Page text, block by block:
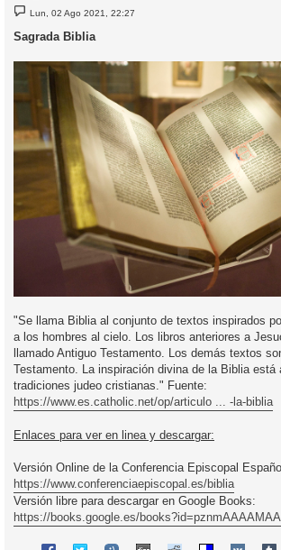
M
e
s
j
Lun, 02 Ago 2021, 22:27
Sagrada Biblia
"Se llama Biblia al conjunto de textos inspirados
a los hombres al cielo. Los libros anteriores a
llamado Antiguo Testamento. Los demás textos
Testamento. La inspiración divina de la Biblia está
tradiciones judeo cristianas." Fuente:
https://www.es.catholic.net/op/articulo ... -la-biblia
Enlaces para ver en linea y descargar:
Versión Online de la Conferencia Episcopal
https://www.conferenciaepiscopal.es/biblia
Versión libre para descargar en Google Books:
https://books.google.es/